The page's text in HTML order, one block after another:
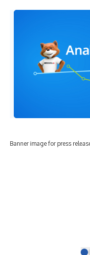
Banner image for press